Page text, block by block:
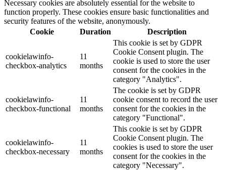
Necessary cookies are absolutely essential for the website to
function properly. These cookies ensure basic functionalities and
security features of the website, anonymously.
Cookie
Duration Description
cookielawinfo-
checkbox-analytics
11
months
This cookie is set by GDPR
Cookie Consent plugin. The
cookie is used to store the user
consent for the cookies in the
category "Analytics".
cookielawinfo-
checkbox-functional
11
months
The cookie is set by GDPR
cookie consent to record the user
consent for the cookies in the
category "Functional".
cookielawinfo-
checkbox-necessary
11
months
This cookie is set by GDPR
Cookie Consent plugin. The
cookies is used to store the user
consent for the cookies in the
category "Necessary".